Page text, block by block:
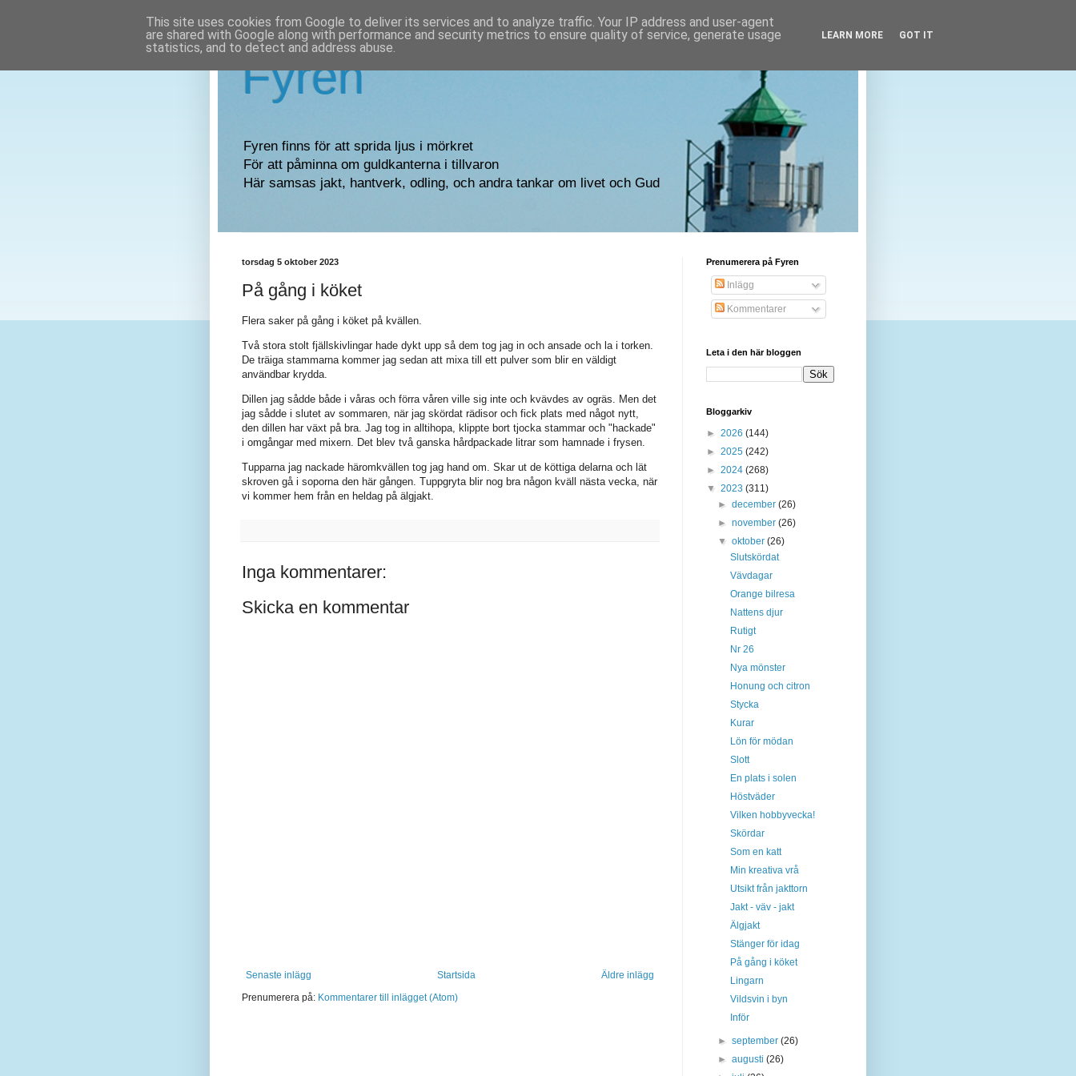
Fyren
Fyren finns för att sprida ljus i mörkret
För att påminna om guldkanterna i tillvaron
Här samsas jakt, hantverk, odling, och andra tankar om livet och Gud
torsdag 5 oktober 2023
På gång i köket
Flera saker på gång i köket på kvällen.
Två stora stolt fjällskivlingar hade dykt upp så dem tog jag in och ansade och la i torken.
De träiga stammarna kommer jag sedan att mixa till ett pulver som blir en väldigt
användbar krydda.
Dillen jag sådde både i våras och förra våren ville sig inte och kvävdes av ogräs. Men det
jag sådde i slutet av sommaren, när jag skördat rädisor och fick plats med något nytt,
den dillen har växt på bra. Jag tog in alltihopa, klippte bort tjocka stammar och "hackade"
i omgångar med mixern. Det blev två ganska hårdpackade litrar som hamnade i frysen.
Tupparna jag nackade häromkvällen tog jag hand om. Skar ut de köttiga delarna och lät
skroven gå i soporna den här gången. Tuppgryta blir nog bra någon kväll nästa vecka, när
vi kommer hem från en heldag på älgjakt.
Inga kommentarer:
Skicka en kommentar
Senaste inlägg Äldre inlägg
Startsida
Prenumerera på: Kommentarer till inlägget (Atom)
Prenumerera på Fyren
Inlägg
Kommentarer
Leta i den här bloggen
Bloggarkiv
► 2026 (144)
► 2025 (242)
► 2024 (268)
▼ 2023 (311)
►december(26)
►november(26)
▼oktober(26)
Slutskördat
Vävdagar
Orange bilresa
Nattens djur
Rutigt
Nr 26
Nya mönster
Honung och citron
Stycka
Kurar
Lön för mödan
Slott
En plats i solen
Höstväder
Vilken hobbyvecka!
Skördar
Som en katt
Min kreativa vrå
Utsikt från jakttorn
Jakt - väv - jakt
Älgjakt
Stänger för idag
På gång i köket
Lingarn
Vildsvin i byn
Inför
►september(26)
►augusti(26)
This site uses cookies from Google to deliver its services and to analyze traffic. Your IP address and user-agent
are shared with Google along with performance and security metrics to ensure quality of service, generate usage
statistics, and to detect and address abuse.
LEARN MORE GOT IT